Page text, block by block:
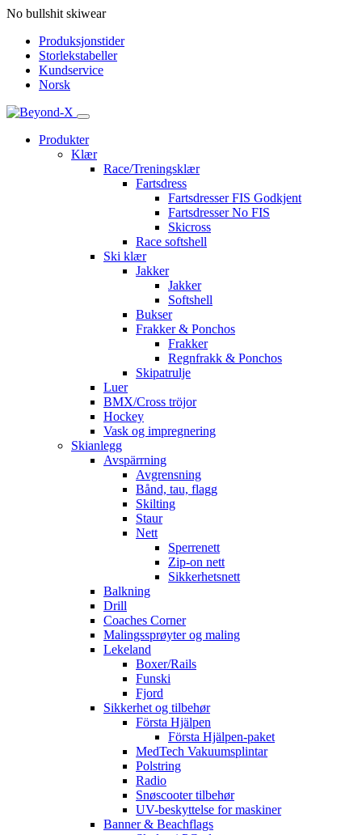
No bullshit skiwear
Produksjonstider
Storlekstabeller
Kundservice
Norsk
Produkter
Klær
Race/Treningsklær
Fartsdress
Fartsdresser FIS Godkjent
Fartsdresser No FIS
Skicross
Race softshell
Ski klær
Jakker
Jakker
Softshell
Bukser
Frakker & Ponchos
Frakker
Regnfrakk & Ponchos
Skipatrulje
Luer
BMX/Cross tröjor
Hockey
Vask og impregnering
Skianlegg
Avspärrning
Avgrensning
Bånd, tau, flagg
Skilting
Staur
Nett
Sperrenett
Zip-on nett
Sikkerhetsnett
Balkning
Drill
Coaches Corner
Malingssprøyter og maling
Lekeland
Boxer/Rails
Funski
Fjord
Sikkerhet og tilbehør
Första Hjälpen
Första Hjälpen-paket
MedTech Vakuumsplintar
Polstring
Radio
Snøscooter tilbehør
UV-beskyttelse for maskiner
Banner & Beachflags